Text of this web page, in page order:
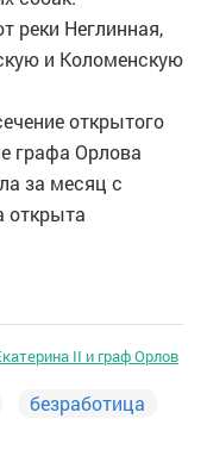
реки Неглинная,
и Коломенскую
открытого
графа Орлова
за месяц с
открыта
II и граф Орлов
безработица